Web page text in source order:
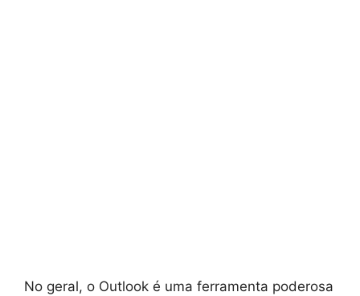
No geral, o Outlook é uma ferramenta poderosa